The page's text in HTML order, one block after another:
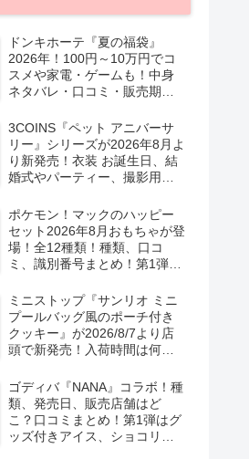
ドンキホーテ『夏の福袋』
2026年！100円～10万円でコ
スメや家電・ゲームも！中身
ネタバレ・口コミ・販売期
3COINS『ペット アニバーサ
リー』シリーズが2026年8月よ
り新発売！衣装 お誕生日、結
婚式やパーティー、撮影用グ
ポケモン！マックのハッピー
セット2026年8月おもちゃが登
場！全12種類！種類、口コ
ミ、識別番号まとめ！第1弾は
ミニストップ『サンリオ ミニ
プールバッグ風のポーチ付き
クッキー』が2026/8/7より店
頭で新発売！入荷時間は何
施！キティ&ダニエル、マイメ
ロ＆クロミの2種類！
ゴディバ『NANA』コラボ！種
類、発売日、販売店舗はど
こ？口コミまとめ！第1弾はグ
ッズ付きアイス、ショコリキ